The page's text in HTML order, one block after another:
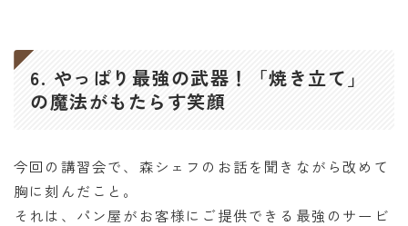
6. やっぱり最強の武器！「焼き立て」
の魔法がもたらす笑顔
今回の講習会で、森シェフのお話を聞きながら改めて
胸に刻んだこと。
それは、パン屋がお客様にご提供できる最強のサービ